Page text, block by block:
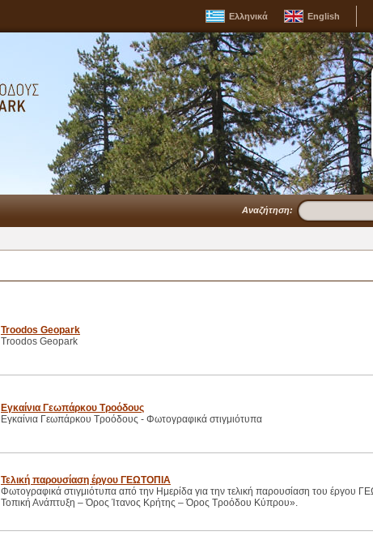
Ελληνικά English
Αναζήτηση:
Troodos Geopark
Troodos Geopark
Εγκαίνια Γεωπάρκου Τροόδους
Εγκαίνια Γεωπάρκου Τροόδους - Φωτογραφικά στιγμιότυπα
Τελική παρουσίαση έργου ΓΕΩΤΟΠΙΑ
Φωτογραφικά στιγμιότυπα από την Ημερίδα για την τελική παρουσίαση του έργου
Τοπική Ανάπτυξη – Όρος Ίτανος Κρήτης – Όρος Τροόδου Κύπρου».